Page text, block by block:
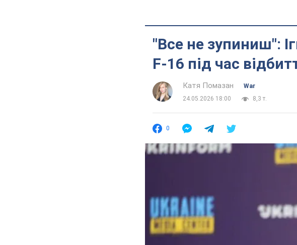
"Все не зупиниш":
F-16 під час
Катя Помазан
War
24.05.2026 18:00
8,3 т.
0